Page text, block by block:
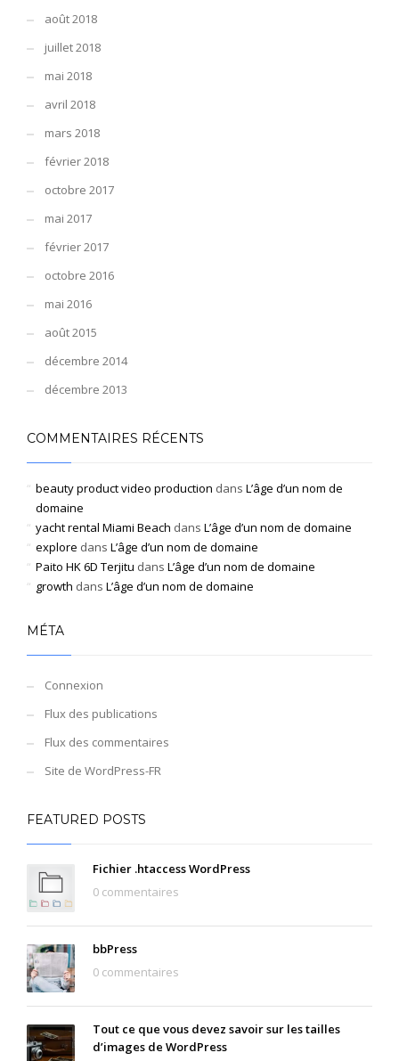
août 2018
juillet 2018
mai 2018
avril 2018
mars 2018
février 2018
octobre 2017
mai 2017
février 2017
octobre 2016
mai 2016
août 2015
décembre 2014
décembre 2013
COMMENTAIRES RÉCENTS
beauty product video production dans L’âge d’un nom de
domaine
yacht rental Miami Beach dans L’âge d’un nom de domaine
explore dans L’âge d’un nom de domaine
Paito HK 6D Terjitu dans L’âge d’un nom de domaine
growth dans L’âge d’un nom de domaine
MÉTA
Connexion
Flux des publications
Flux des commentaires
Site de WordPress-FR
FEATURED POSTS
Fichier .htaccess WordPress
0 commentaires
bbPress
0 commentaires
Tout ce que vous devez savoir sur les tailles
d’images de WordPress